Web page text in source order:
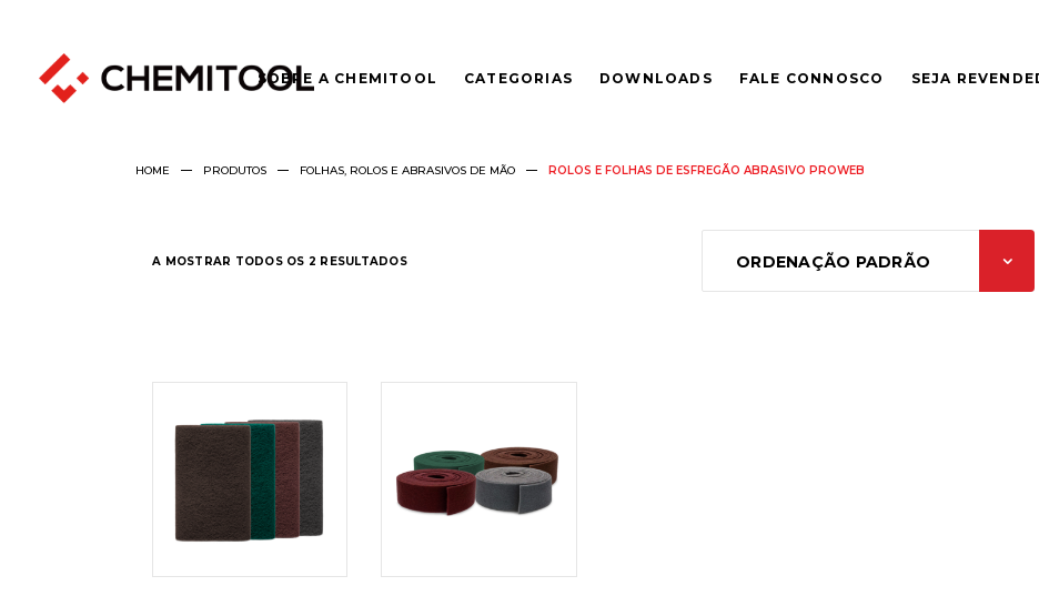
SOBRE A CHEMITOOL CATEGORIAS DOWNLOADS FALE CONNOSCO SEJA
HOME PRODUTOS FOLHAS, ROLOS E ABRASIVOS DE MÃO ROLOS E FOLHAS DE ESFREGÃO ABRASIVO PROWEB
A MOSTRAR TODOS OS 2 RESULTADOS ORDENAÇÃO PADRÃO
LER
MAIS
LER
MAIS